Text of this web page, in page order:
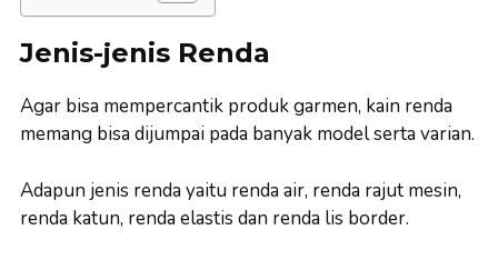
Jenis-jenis Renda
Agar bisa mempercantik produk garmen, kain renda
memang bisa dijumpai pada banyak model serta varian.
Adapun jenis renda yaitu renda air, renda rajut mesin,
renda katun, renda elastis dan renda lis border.